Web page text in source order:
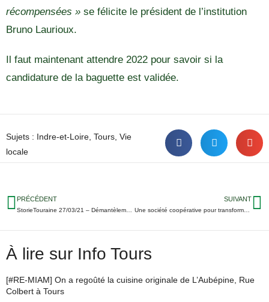
récompensées » se félicite le président de l’institution
Bruno Laurioux.
Il faut maintenant attendre 2022 pour savoir si la
candidature de la baguette est validée.
Sujets : Indre-et-Loire Tours Vie
locale
PRÉCÉDENT SUIVANT
Une société coopérative pour transformer le Tours FC ?
À lire sur Info Tours
[#RE-MIAM] On a regoûté la cuisine originale de L’Aubépine, Rue
Colbert à Tours